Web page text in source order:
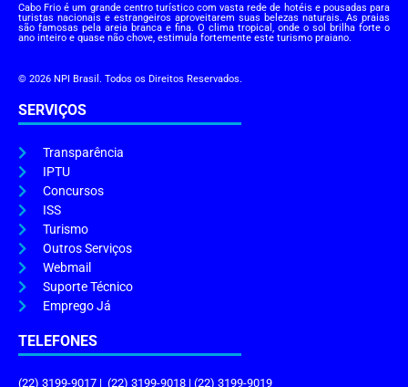
Cabo Frio é um grande centro turístico com vasta rede de hotéis e pousadas para
turistas nacionais e estrangeiros aproveitarem suas belezas naturais. As praias
são famosas pela areia branca e fina. O clima tropical, onde o sol brilha forte o
ano inteiro e quase não chove, estimula fortemente este turismo praiano.
© 2026 NPI Brasil. Todos os Direitos Reservados.
SERVIÇOS
Transparência
IPTU
Concursos
ISS
Turismo
Outros Serviços
Webmail
Suporte Técnico
Emprego Já
TELEFONES
(22) 3199-9017 | (22) 3199-9018 | (22) 3199-9019